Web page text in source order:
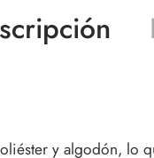
y algodón, lo